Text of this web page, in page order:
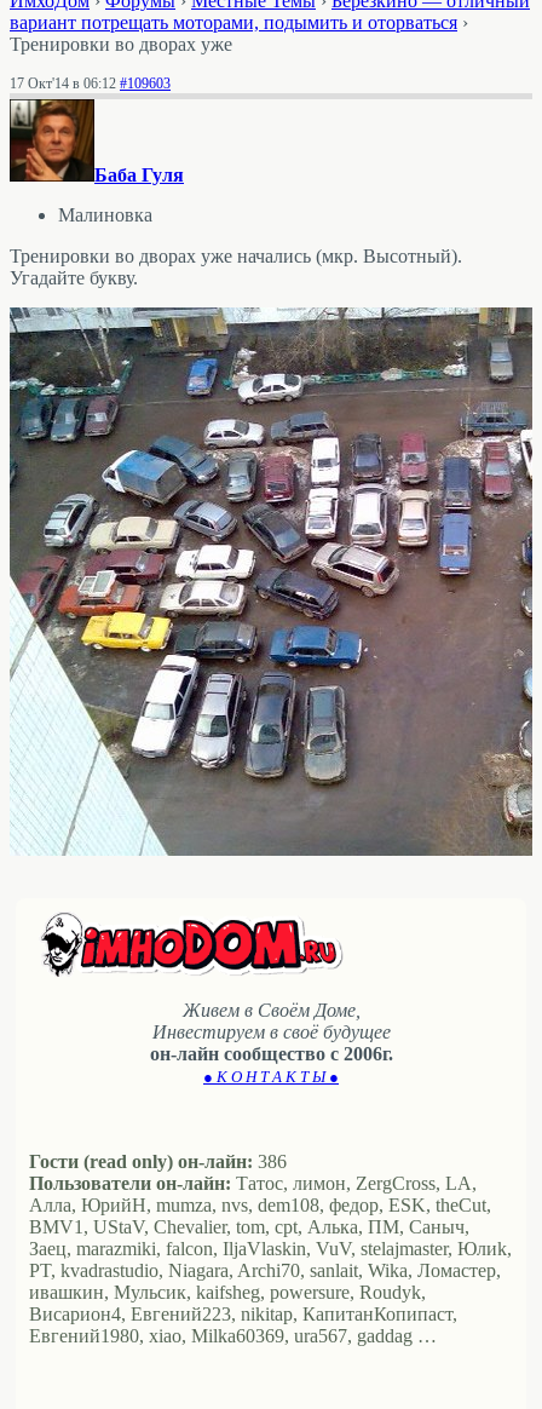
вариант потрещать моторами, подымить и оторваться ›
Тренировки во дворах уже
17 Окт'14 в 06:12 #109603
Баба Гуля
Малиновка
Тренировки во дворах уже начались (мкр. Высотный).
Угадайте букву.
Живем в Своём Доме,
Инвестируем в своё будущее
он-лайн сообщество с 2006г.
● К О Н Т А К Т Ы ●
Гости (read only) он-лайн: 386
Пользователи он-лайн: Татос, лимон, ZergCross, LA,
Алла, ЮрийН, mumza, nvs, dem108, федор, ESK, theCut,
BMV1, UStaV, Chevalier, tom, cpt, Алька, ПМ, Саныч,
Заец, marazmiki, falcon, IljaVlaskin, VuV, stelajmaster, Юлиk,
PT, kvadrastudio, Niagara, Archi70, sanlait, Wika, Ломастер,
ивашкин, Мульсик, kaifsheg, powersure, Roudyk,
Висариoн4, Евгений223, nikitap, КапитанКопипаст,
Евгений1980, xiao, Milka60369, ura567, gaddag …